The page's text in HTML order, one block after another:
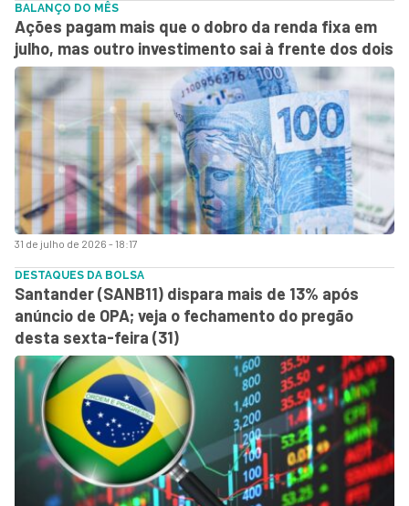
31 de julho de 2026 - 18:17
BALANÇO DO MÊS
Ações pagam mais que o dobro da renda fixa em
julho, mas outro investimento sai à frente dos dois
DESTAQUES DA BOLSA
Santander (SANB11) dispara mais de 13% após
anúncio de OPA; veja o fechamento do pregão
desta sexta-feira (31)